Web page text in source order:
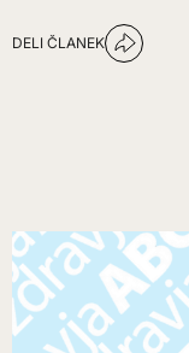
DELI ČLANEK